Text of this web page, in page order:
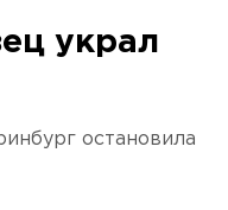
украл
остановила